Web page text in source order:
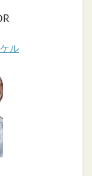
ル